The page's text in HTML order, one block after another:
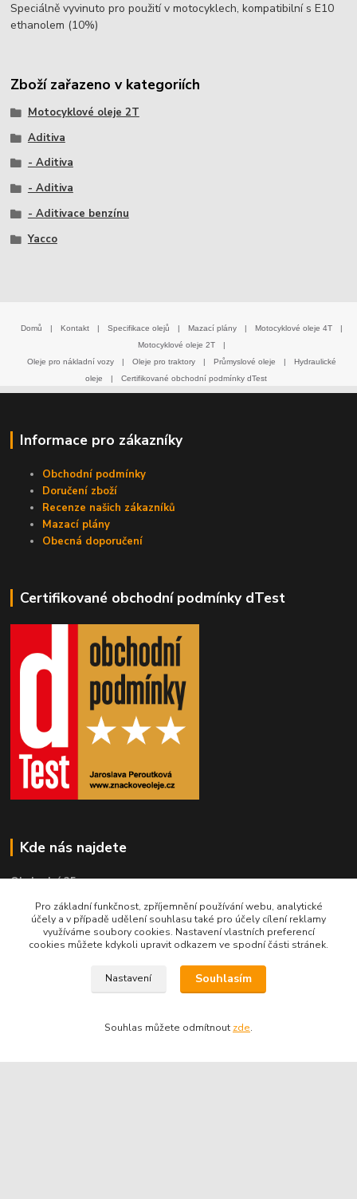
Speciálně vyvinuto pro použití v motocyklech, kompatibilní s E10
ethanolem (10%)
Zboží zařazeno v kategoriích
Motocyklové oleje 2T
Aditiva
- Aditiva
- Aditiva
- Aditivace benzínu
Yacco
Domů | Kontakt | Specifikace olejů | Mazací plány | Motocyklové oleje 4T
|
Motocyklové oleje 2T
|
Oleje pro nákladní vozy
| Oleje pro traktory | Průmyslové oleje |
Hydraulické
oleje
| Certifikované obchodní podmínky dTest
Informace pro zákazníky
Obchodní podmínky
Doručení zboží
Recenze našich zákazníků
Mazací plány
Obecná doporučení
Certifikované obchodní podmínky dTest
Kde nás najdete
Obchodní 25
434 01 Most
Pro základní funkčnost, zpříjemnění používání webu, analytické
účely a v případě udělení souhlasu také pro účely cílení reklamy
využíváme soubory cookies. Nastavení vlastních preferencí
cookies můžete kdykoli upravit odkazem ve spodní části stránek.
Nastavení Souhlasím
Souhlas můžete odmítnout zde.